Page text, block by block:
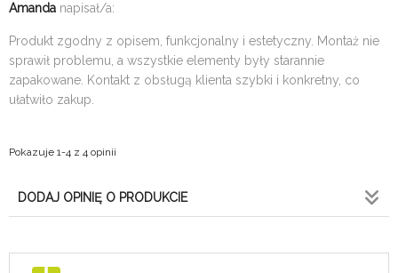
Amanda napisał/a:
Produkt zgodny z opisem, funkcjonalny i estetyczny. Montaż nie
sprawił problemu, a wszystkie elementy były starannie
zapakowane. Kontakt z obsługą klienta szybki i konkretny, co
ułatwiło zakup.
Pokazuje 1-4 z 4 opinii
DODAJ OPINIĘ O PRODUKCIE